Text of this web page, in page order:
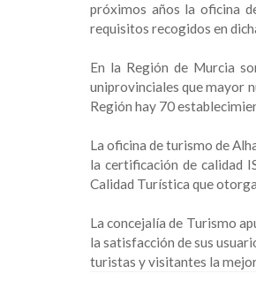
próximos años la oficina
requisitos recogidos en
En la Región de Murcia
uniprovinciales que mayor
Región hay 70
La oficina de turismo de
la certificación de calidad
Calidad Turística que
La concejalía de Turismo
la satisfacción de sus
turistas y visitantes la